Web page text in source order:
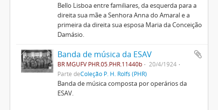
Bello Lisboa entre familiares, da esquerda para a
direita sua mãe a Senhora Anna do Amaral e a
primeira da direita sua esposa Maria da Conceição
Damásio.
Banda de música da ESAV
BR MGUFV PHR.05.PHR.11440b
20/4/1924
Parte deColeção P. H. Rolfs (PHR)
Banda de música composta por operários da
ESAV.